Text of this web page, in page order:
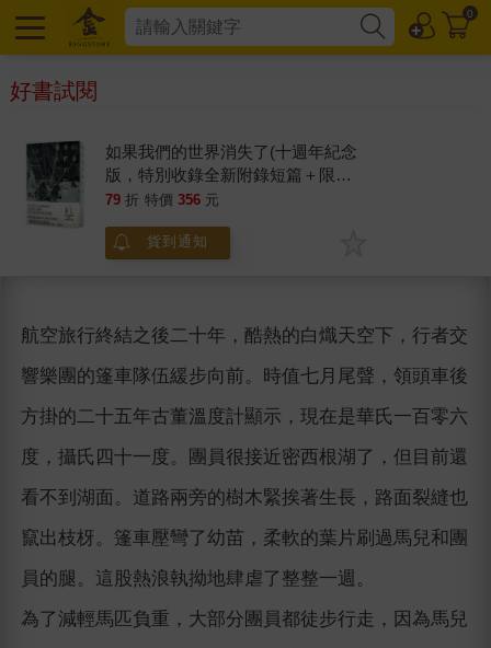
0
好書試閱
如果我們的世界消失了(十週年紀念
版，特別收錄全新附錄短篇＋限量
「世界消失中」書封)
79 折 特價 356 元
貨到通知
航空旅行終結之後二十年，酷熱的白熾天空下，行者交
響樂團的篷車隊伍緩步向前。時值七月尾聲，領頭車後
方掛的二十五年古董溫度計顯示，現在是華氏一百零六
度，攝氏四十一度。團員很接近密西根湖了，但目前還
看不到湖面。道路兩旁的樹木緊挨著生長，路面裂縫也
竄出枝枒。篷車壓彎了幼苗，柔軟的葉片刷過馬兒和團
員的腿。這股熱浪執拗地肆虐了整整一週。
為了減輕馬匹負重，大部分團員都徒步行走，因為馬兒